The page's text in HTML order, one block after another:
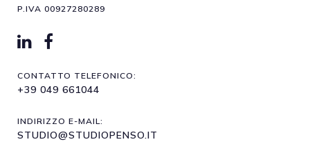
P.IVA 00927280289
CONTATTO TELEFONICO:
+39 049 661044
INDIRIZZO E-MAIL:
STUDIO@STUDIOPENSO.IT